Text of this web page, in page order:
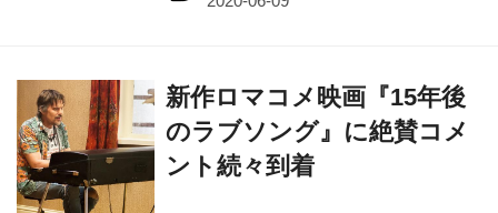
新作ロマコメ映画『15年後
のラブソング』に絶賛コメ
ント続々到着